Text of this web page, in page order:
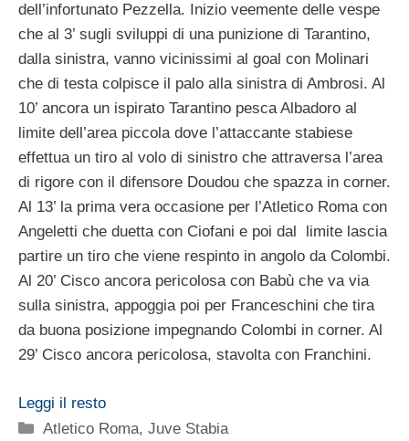
dell’infortunato Pezzella. Inizio veemente delle vespe
che al 3’ sugli sviluppi di una punizione di Tarantino,
dalla sinistra, vanno vicinissimi al goal con Molinari
che di testa colpisce il palo alla sinistra di Ambrosi. Al
10’ ancora un ispirato Tarantino pesca Albadoro al
limite dell’area piccola dove l’attaccante stabiese
effettua un tiro al volo di sinistro che attraversa l’area
di rigore con il difensore Doudou che spazza in corner.
Al 13’ la prima vera occasione per l’Atletico Roma con
Angeletti che duetta con Ciofani e poi dal limite lascia
partire un tiro che viene respinto in angolo da Colombi.
Al 20’ Cisco ancora pericolosa con Babù che va via
sulla sinistra, appoggia poi per Franceschini che tira
da buona posizione impegnando Colombi in corner. Al
29’ Cisco ancora pericolosa, stavolta con Franchini.
Leggi il resto
Categorie
Atletico Roma,Juve Stabia